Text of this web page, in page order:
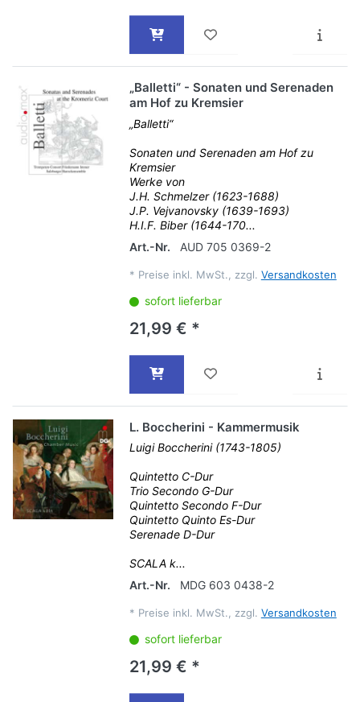
„Balletti“ - Sonaten und Serenaden
am Hof zu Kremsier
„Balletti“
Sonaten und Serenaden am Hof zu
Kremsier
Werke von
J.H. Schmelzer (1623-1688)
J.P. Vejvanovsky (1639-1693)
H.I.F. Biber (1644-170...
Art.-Nr.
AUD 705 0369-2
* Preise inkl. MwSt., zzgl. Versandkosten
sofort lieferbar
21,99 € *
L. Boccherini - Kammermusik
Luigi Boccherini (1743-1805)
Quintetto C-Dur
Trio Secondo G-Dur
Quintetto Secondo F-Dur
Quintetto Quinto Es-Dur
Serenade D-Dur
SCALA k...
Art.-Nr.
MDG 603 0438-2
* Preise inkl. MwSt., zzgl. Versandkosten
sofort lieferbar
21,99 € *